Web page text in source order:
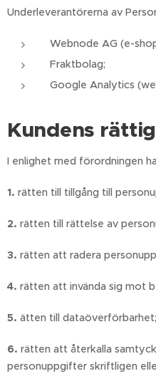
Underleverantörerna av
Webnode AG (e-
Fraktbolag;
Google Analytics
Kundens
I enlighet med förordningen
1. rätten till tillgång till
2. rätten till rättelse av
3. rätten att radera
4. rätten att invända sig mot
5. ätten till dataöverförbarhet;
6. rätten att återkalla
personuppgifter skriftligen